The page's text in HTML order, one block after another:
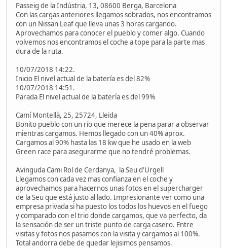
Passeig de la Indústria, 13, 08600 Berga, Barcelona
Con las cargas anteriores llegamos sobrados, nos encontramos
con un Nissan Leaf que lleva unas 3 horas cargando.
Aprovechamos para conocer el pueblo y comer algo. Cuando
volvemos nos encontramos el coche a tope para la parte mas
dura de la ruta.
10/07/2018 14:22.
Inicio El nivel actual de la batería es del 82%
10/07/2018 14:51.
Parada El nivel actual de la batería es del 99%
Camí Montellà, 25, 25724, Lleida
Bonito pueblo con un río que merece la pena parar a observar
mientras cargamos. Hemos llegado con un 40% aprox.
Cargamos al 90% hasta las 18 kw que he usado en la web
Green race para asegurarme que no tendré problemas.
Avinguda Cami Rol de Cerdanya, la Seu d'Urgell
Llegamos con cada vez mas confianza en el coche y
aprovechamos para hacernos unas fotos en el supercharger
de la Seu que está justo al lado. Impresionante ver como una
empresa privada si ha puesto los todos los huevos en el fuego
y comparado con el trio donde cargamos, que va perfecto, da
la sensación de ser un triste punto de carga casero. Entre
visitas y fotos nos pasamos con la visita y cargamos al 100%.
Total andorra debe de quedar lejisimos pensamos.